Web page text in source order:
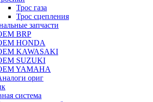
Трос газа
Трос сцепления
запчасти
BRP
HONDA
KAWASAKI
SUZUKI
YAMAHA
ориг
система